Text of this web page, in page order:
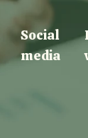
Social
media